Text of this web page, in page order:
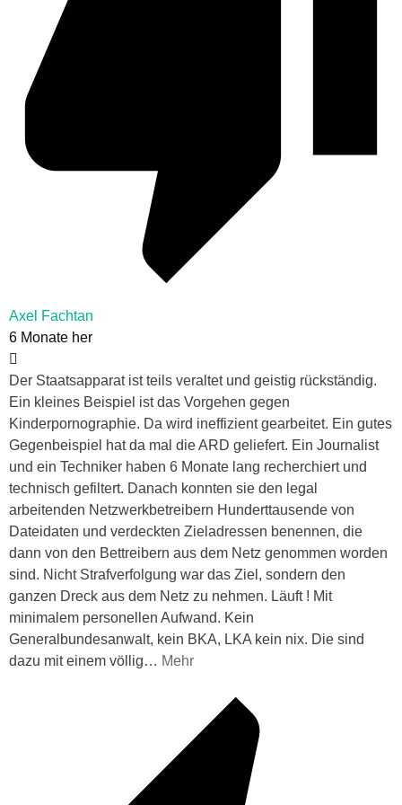
Axel Fachtan
6 Monate her
Der Staatsapparat ist teils veraltet und geistig rückständig.
Ein kleines Beispiel ist das Vorgehen gegen
Kinderpornographie. Da wird ineffizient gearbeitet. Ein gutes
Gegenbeispiel hat da mal die ARD geliefert. Ein Journalist
und ein Techniker haben 6 Monate lang recherchiert und
technisch gefiltert. Danach konnten sie den legal
arbeitenden Netzwerkbetreibern Hunderttausende von
Dateidaten und verdeckten Zieladressen benennen, die
dann von den Bettreibern aus dem Netz genommen worden
sind. Nicht Strafverfolgung war das Ziel, sondern den
ganzen Dreck aus dem Netz zu nehmen. Läuft ! Mit
minimalem personellen Aufwand. Kein
Generalbundesanwalt, kein BKA, LKA kein nix. Die sind
dazu mit einem völlig… Mehr